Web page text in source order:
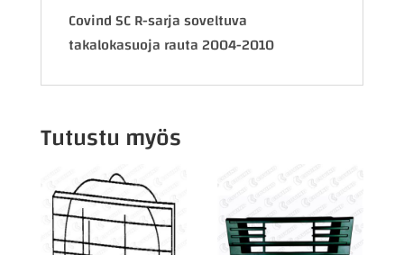
Covind SC R-sarja soveltuva
takalokasuoja rauta 2004-2010
Tutustu myös